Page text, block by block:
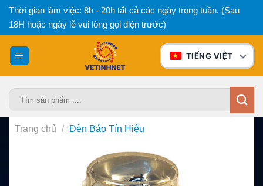
Bỏ
qua
nội
dung
Thời gian làm việc: 8h - 20h tất cả các ngày trong tuần. (Sau
18H hoặc ngày lễ vui lòng gọi điện trước)
TIẾNG VIỆT
Trang chủ / Đèn Báo Tín Hiệu